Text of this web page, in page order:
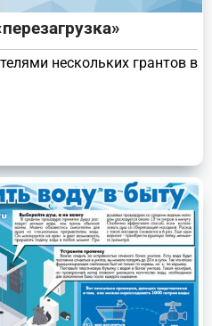
нескольких грантов в